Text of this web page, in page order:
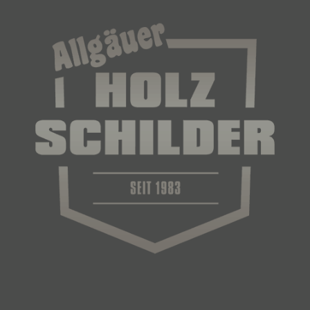
g) Verantwortlicher oder für die Verarbeitung
Verantwortlicher
Verantwortlicher oder für die Verarbeitung
Person, Behörde, Einrichtung oder andere Stelle,
die allein oder gemeinsam mit anderen über die
Zwecke und Mittel der Verarbeitung von
personenbezogenen Daten entscheidet. Sind die
Zwecke und Mittel dieser Verarbeitung durch das
Unionsrecht oder das Recht der Mitgliedstaaten
vorgegeben, so kann der Verantwortliche
beziehungsweise können die bestimmten Kriterien
seiner Benennung nach dem Unionsrecht oder
dem Recht der Mitgliedstaaten vorgesehen